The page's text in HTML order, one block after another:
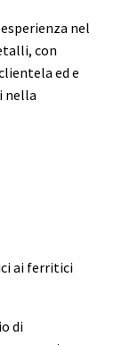
nel
con
ed e
nella
ai ferritici
di